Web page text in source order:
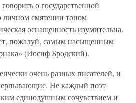
о государственной
личном смятении тоном
оснащенность изумительна.
пожалуй, самым насыщенным
(Иосиф Бродский).
очень разных писателей, и
Не каждый поэт
единодушным сочувствием и